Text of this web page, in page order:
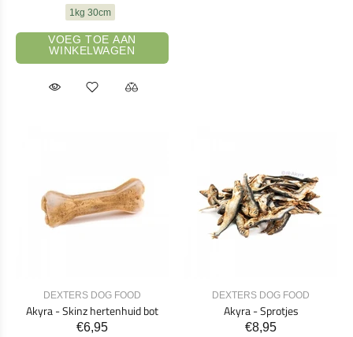
1kg 30cm
VOEG TOE AAN
WINKELWAGEN
DEXTERS DOG FOOD
Akyra - Skinz hertenhuid bot
€6,95
DEXTERS DOG FOOD
Akyra - Sprotjes
€8,95